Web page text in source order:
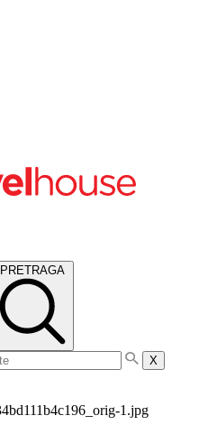
PRETRAGA
X